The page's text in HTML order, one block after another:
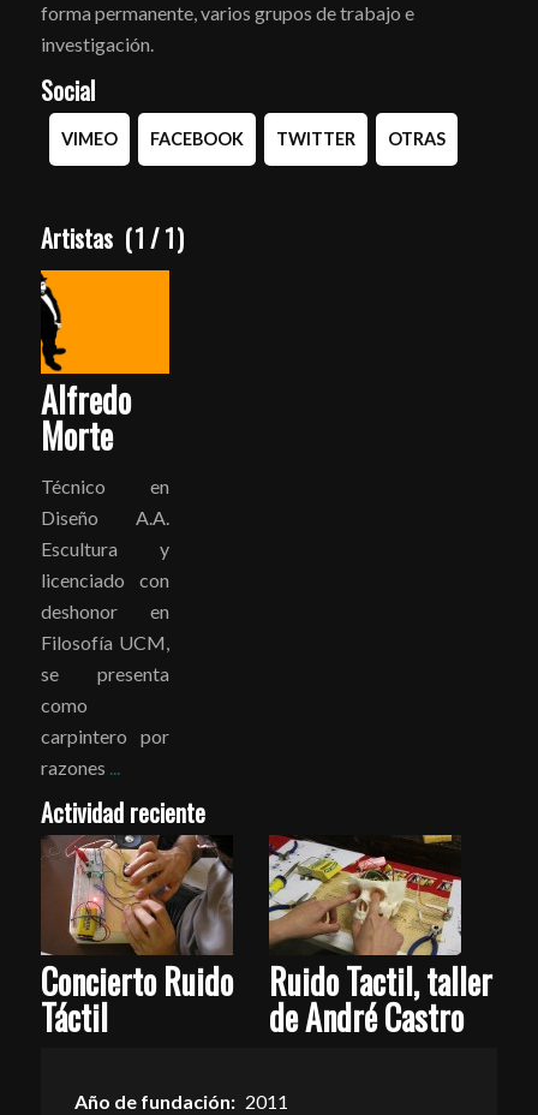
forma permanente, varios grupos de trabajo e
investigación.
Social
VIMEO FACEBOOK TWITTER OTRAS
Artistas (1 /1)
Alfredo
Morte
Técnico en
Diseño A.A.
Escultura y
licenciado con
deshonor en
Filosofía UCM,
se presenta
como
carpintero por
razones ...
Actividad reciente
Concierto Ruido
Táctil
Ruido Tactil, taller
de André Castro
Año de fundación: 2011